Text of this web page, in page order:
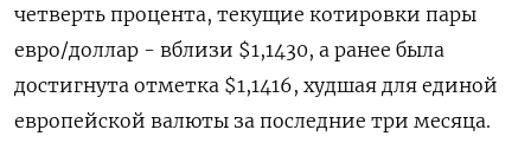
четверть процента, текущие котировки пары
евро/доллар - вблизи $1,1430, а ранее была
достигнута отметка $1,1416, худшая для единой
европейской ​валюты за последние три месяца.